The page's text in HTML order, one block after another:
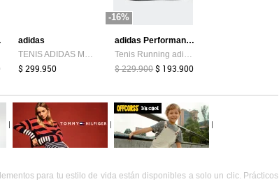
adidas
$ 299.950
-16%
adidas Performance
$ 229.900$ 193.900
para tu estilo de vida están disponibles a solo un clic. Prácticos